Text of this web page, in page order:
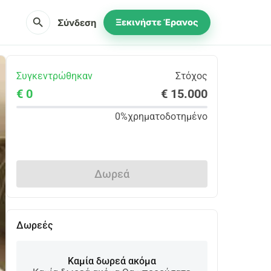
search Σύνδεση Ξεκινήστε Έρανος
Συγκεντρώθηκαν Στόχος
€ 0 € 15.000
0%χρηματοδοτημένο
Δωρεά
Δωρεές
Καμία δωρεά ακόμα